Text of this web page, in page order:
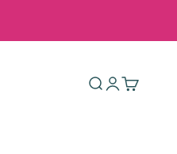
CăutareAutentificare
Coș